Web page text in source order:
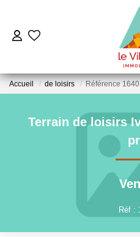
MIEUX
Accueil de loisirs Référence 1640
Terrain de loisirs
Réf :